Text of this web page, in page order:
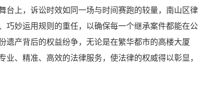
台上，诉讼时效如同一场与时间赛跑的较量，南山区律
巧妙运用规则的重任，以确保每一个继承案件都能在公
产背后的权益纷争，无论是在繁华都市的高楼大厦
、精准、高效的法律服务，使法律的权威得以彰显，